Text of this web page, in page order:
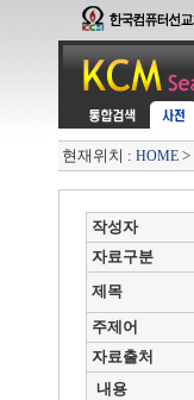
현재위치 : HOME >
작성자
자료구분
제목
주제어
자료출처
내용